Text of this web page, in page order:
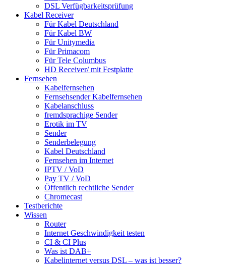
DSL Verfügbarkeitsprüfung
Kabel Receiver
Für Kabel Deutschland
Für Kabel BW
Für Unitymedia
Für Primacom
Für Tele Columbus
HD Receiver/ mit Festplatte
Fernsehen
Kabelfernsehen
Fernsehsender Kabelfernsehen
Kabelanschluss
fremdsprachige Sender
Erotik im TV
Sender
Senderbelegung
Kabel Deutschland
Fernsehen im Internet
IPTV / VoD
Pay TV / VoD
Öffentlich rechtliche Sender
Chromecast
Testberichte
Wissen
Router
Internet Geschwindigkeit testen
CI & CI Plus
Was ist DAB+
Kabelinternet versus DSL – was ist besser?